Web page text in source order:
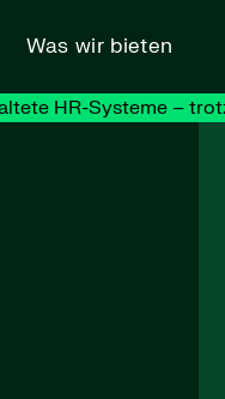
Was wir bieten
HR-Systeme –